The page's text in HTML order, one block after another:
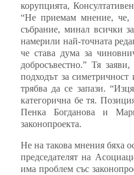
корупцията,
“Не приемам мнение, че,
събрание, минал всички
намерили най-точната
че става дума за
добросъвестно.” Тя
подходът за
трябва да се запази.
категорична бе тя.
Пенка Богданова и
законопроекта.
Не на такова мнения бяха
председателят на
има проблем със